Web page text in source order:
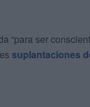
“para ser
suplantaciones